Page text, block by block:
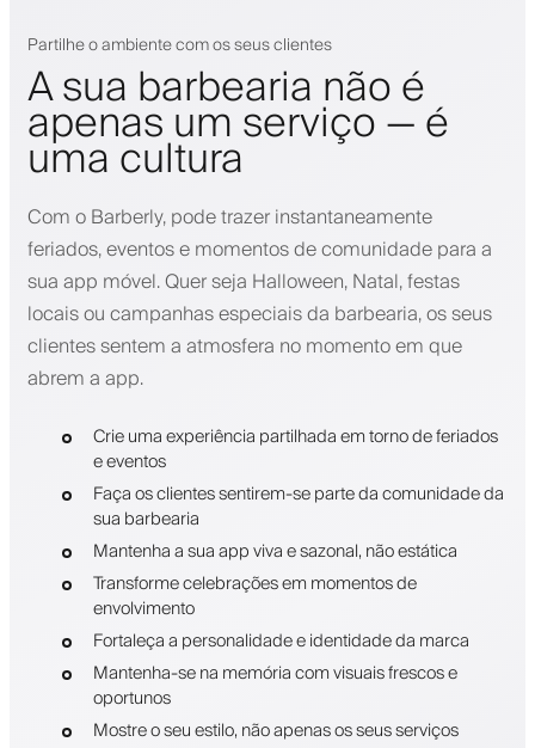
Partilhe o ambiente com os seus clientes
A sua barbearia não é
apenas um serviço — é
uma cultura
Com o Barberly, pode trazer instantaneamente
feriados, eventos e momentos de comunidade para a
sua app móvel. Quer seja Halloween, Natal, festas
locais ou campanhas especiais da barbearia, os seus
clientes sentem a atmosfera no momento em que
abrem a app.
Crie uma experiência partilhada em torno de feriados
e eventos
Faça os clientes sentirem-se parte da comunidade da
sua barbearia
Mantenha a sua app viva e sazonal, não estática
Transforme celebrações em momentos de
envolvimento
Fortaleça a personalidade e identidade da marca
Mantenha-se na memória com visuais frescos e
oportunos
Mostre o seu estilo, não apenas os seus serviços